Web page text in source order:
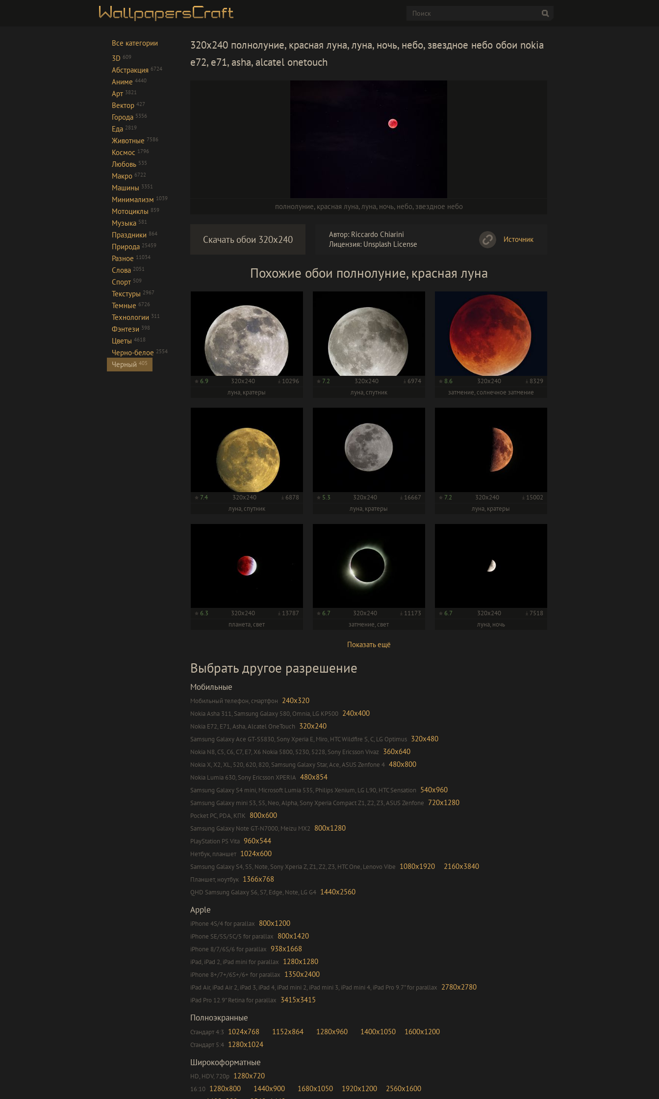
Все категории
3D 609
Абстракция 6724
Аниме 4440
Арт 3821
Вектор 427
Города 5356
Еда 2819
Животные 7586
Космос 1796
Любовь 535
Макро 6722
Машины 3351
Минимализм 1039
Мотоциклы 859
Музыка 581
Праздники 864
Природа 25459
Разное 11034
Слова 2051
Спорт 509
Текстуры 2967
Темные 6726
Технологии 311
Фэнтези 398
Цветы 4618
Черно-белое 2554
Черный 405
320x240 полнолуние, красная луна, луна, ночь, небо, звездное небо обои nokia
e72, e71, asha, alcatel onetouch
полнолуние, красная луна,луна, ночь, небо, звездное небо
Скачать обои 320x240
Автор: Riccardo Chiarini
Лицензия: Unsplash License
Источник
Похожие обои полнолуние, красная луна
6.9 320x240
10296
луна, кратеры
7.2 320x240
6974
луна, спутник
8.6 320x240
8329
затмение, солнечное затмение
7.4 320x240
6878
луна, спутник
5.3 320x240
16667
луна, кратеры
7.2 320x240
15002
луна, кратеры
6.3 320x240
13787
планета, свет
6.7 320x240
11173
затмение, свет
6.7 320x240
7518
луна, ночь
Показать ещё
Выбрать другое разрешение
Мобильные
Мобильный телефон, смартфон 240x320
Nokia Asha 311, Samsung Galaxy 580, Omnia, LG KP500 240x400
Nokia E72, E71, Asha, Alcatel OneTouch 320x240
Samsung Galaxy Ace GT-S5830, Sony Xperia E, Miro, HTC Wildfire S, C, LG Optimus 320x480
Nokia N8, C5, C6, C7, E7, X6 Nokia 5800, 5230, 5228, Sony Ericsson Vivaz 360x640
Nokia X, X2, XL, 520, 620, 820, Samsung Galaxy Star, Ace, ASUS Zenfone 4 480x800
Nokia Lumia 630, Sony Ericsson XPERIA 480x854
Samsung Galaxy S4 mini, Microsoft Lumia 535, Philips Xenium, LG L90, HTC Sensation 540x960
Samsung Galaxy mini S3, S5, Neo, Alpha, Sony Xperia Compact Z1, Z2, Z3, ASUS Zenfone 720x1280
Pocket PC, PDA, КПК 800x600
Samsung Galaxy Note GT-N7000, Meizu MX2 800x1280
PlayStation PS Vita 960x544
Нетбук, планшет 1024x600
Samsung Galaxy S4, S5, Note, Sony Xperia Z, Z1, Z2, Z3, HTC One, Lenovo Vibe 1080x1920 2160x3840
Планшет, ноутбук 1366x768
QHD Samsung Galaxy S6, S7, Edge, Note, LG G4 1440x2560
Apple
iPhone 4S/4 for parallax 800x1200
iPhone SE/5S/5C/5 for parallax 800x1420
iPhone 8/7/6S/6 for parallax 938x1668
iPad, iPad 2, iPad mini for parallax 1280x1280
iPhone 8+/7+/6S+/6+ for parallax 1350x2400
iPad Air, iPad Air 2, iPad 3, iPad 4, iPad mini 2, iPad mini 3, iPad mini 4, iPad Pro 9.7" for parallax 2780x2780
iPad Pro 12.9" Retina for parallax 3415x3415
Полноэкранные
Стандарт 4:3 1024x768 1152x864 1280x960 1400x1050 1600x1200
Стандарт 5:4 1280x1024
Широкоформатные
HD, HDV, 720p 1280x720
16:10 1280x800 1440x900 1680x1050 1920x1200 2560x1600